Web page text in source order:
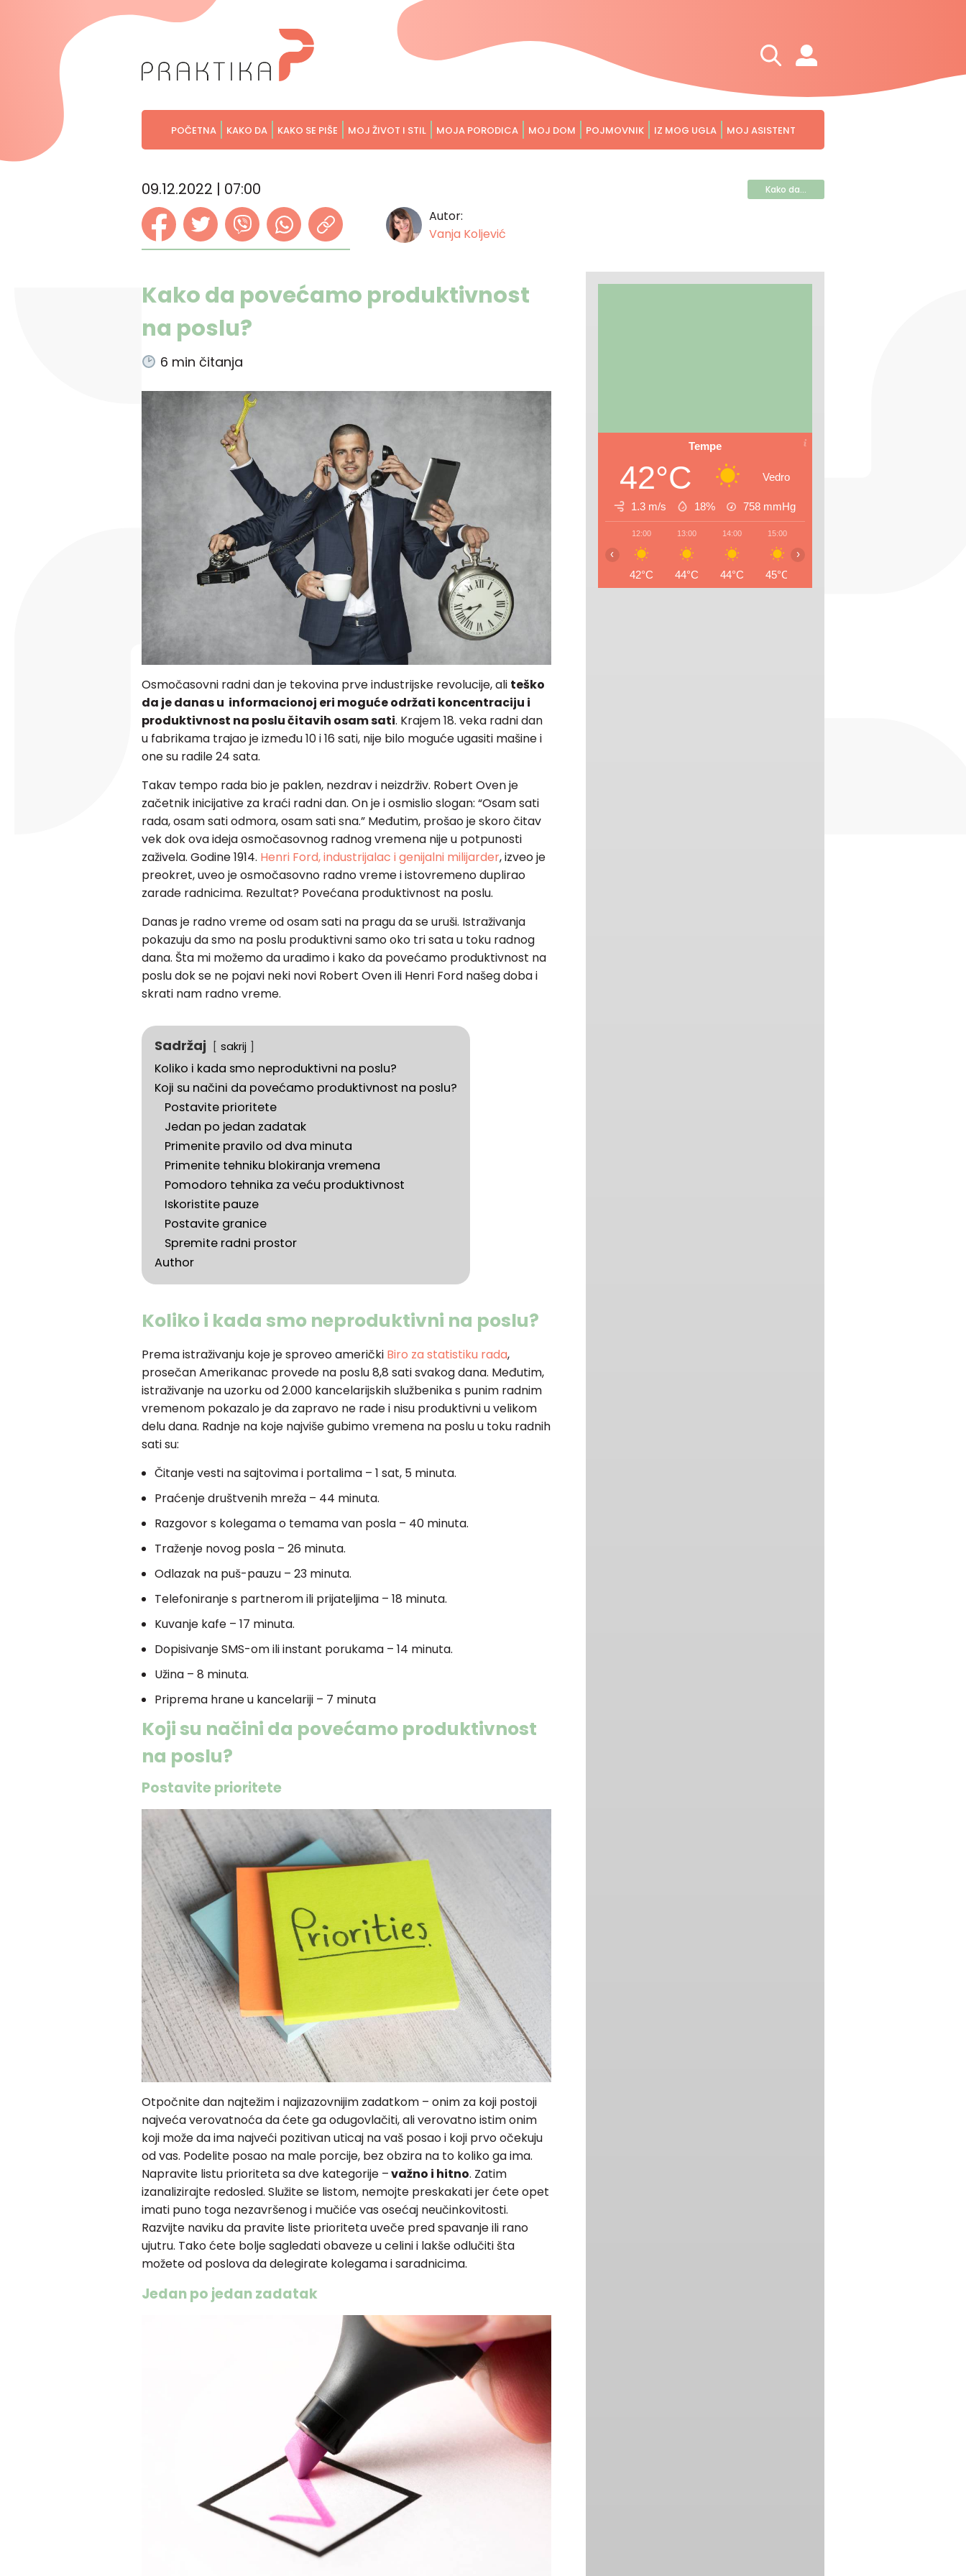
POČETNA KAKO DA KAKO SE PIŠE MOJ ŽIVOT I STIL MOJA PORODICA MOJ DOM POJMOVNIK IZ MOG UGLA MOJ ASISTENT
09.12.2022 | 07:00 Kako da...
Autor:
Vanja Koljević
Kako da povećamo produktivnost
na poslu?
6 min čitanja
Osmočasovni radni dan je tekovina prve industrijske revolucije, ali teško
da je danas u informacionoj eri moguće održati koncentraciju i
produktivnost na poslu čitavih osam sati. Krajem 18. veka radni dan
u fabrikama trajao je između 10 i 16 sati, nije bilo moguće ugasiti mašine i
one su radile 24 sata.
Takav tempo rada bio je paklen, nezdrav i neizdrživ. Robert Oven je
začetnik inicijative za kraći radni dan. On je i osmislio slogan: “Osam sati
rada, osam sati odmora, osam sati sna.” Međutim, prošao je skoro čitav
vek dok ova ideja osmočasovnog radnog vremena nije u potpunosti
zaživela. Godine 1914. Henri Ford, industrijalac i genijalni milijarder, izveo je
preokret, uveo je osmočasovno radno vreme i istovremeno duplirao
zarade radnicima. Rezultat? Povećana produktivnost na poslu.
Danas je radno vreme od osam sati na pragu da se uruši. Istraživanja
pokazuju da smo na poslu produktivni samo oko tri sata u toku radnog
dana. Šta mi možemo da uradimo i kako da povećamo produktivnost na
poslu dok se ne pojavi neki novi Robert Oven ili Henri Ford našeg doba i
skrati nam radno vreme.
Sadržaj sakrij
Koliko i kada smo neproduktivni na poslu?
Koji su načini da povećamo produktivnost na poslu?
Postavite prioritete
Jedan po jedan zadatak
Primenite pravilo od dva minuta
Primenite tehniku blokiranja vremena
Pomodoro tehnika za veću produktivnost
Iskoristite pauze
Postavite granice
Spremite radni prostor
Author
Koliko i kada smo neproduktivni na poslu?
Prema istraživanju koje je sproveo američki Biro za statistiku rada,
prosečan Amerikanac provede na poslu 8,8 sati svakog dana. Međutim,
istraživanje na uzorku od 2.000 kancelarijskih službenika s punim radnim
vremenom pokazalo je da zapravo ne rade i nisu produktivni u velikom
delu dana. Radnje na koje najviše gubimo vremena na poslu u toku radnih
sati su:
Čitanje vesti na sajtovima i portalima – 1 sat, 5 minuta.
Praćenje društvenih mreža – 44 minuta.
Razgovor s kolegama o temama van posla – 40 minuta.
Traženje novog posla – 26 minuta.
Odlazak na puš-pauzu – 23 minuta.
Telefoniranje s partnerom ili prijateljima – 18 minuta.
Kuvanje kafe – 17 minuta.
Dopisivanje SMS-om ili instant porukama – 14 minuta.
Užina – 8 minuta.
Priprema hrane u kancelariji – 7 minuta
Koji su načini da povećamo produktivnost
na poslu?
Postavite prioritete
Otpočnite dan najtežim i najizazovnijim zadatkom – onim za koji postoji
najveća verovatnoća da ćete ga odugovlačiti, ali verovatno istim onim
koji može da ima najveći pozitivan uticaj na vaš posao i koji prvo očekuju
od vas. Podelite posao na male porcije, bez obzira na to koliko ga ima.
Napravite listu prioriteta sa dve kategorije –važno i hitno. Zatim
izanalizirajte redosled. Služite se listom, nemojte preskakati jer ćete opet
imati puno toga nezavršenog i mučiće vas osećaj neučinkovitosti.
Razvijte naviku da pravite liste prioriteta uveče pred spavanje ili rano
ujutru. Tako ćete bolje sagledati obaveze u celini i lakše odlučiti šta
možete od poslova da delegirate kolegama i saradnicima.
Jedan po jedan zadatak
Tempe
42°C Vedro
1.3 m/s 18% 758 mmHg
12:00
42°C
13:00
44°C
14:00
44°C
15:00
45°C
‹ ›